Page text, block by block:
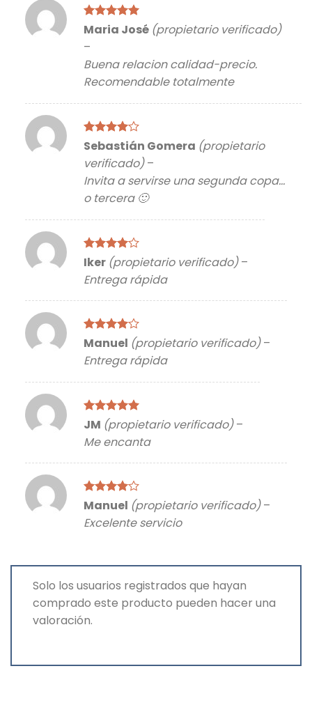
Valorado
Maria José (propietario verificado)
–
Buena relacion calidad-precio.
Recomendable totalmente
Valorado
5
Sebastián Gomera (propietario
verificado) –
Invita a servirse una segunda copa…
o tercera 🙂
Valorado
con 4de
5
Iker (propietario verificado) –
Entrega rápida
Valorado
5
Manuel (propietario verificado) –
Entrega rápida
Valorado
5 de 5
JM (propietario verificado) –
Me encanta
Valorado
5
Manuel (propietario verificado) –
Excelente servicio
Solo los usuarios registrados que hayan
comprado este producto pueden hacer una
valoración.